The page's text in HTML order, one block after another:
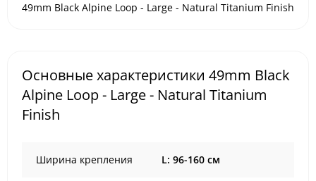
49mm Black Alpine Loop - Large - Natural Titanium Finish
Основные характеристики 49mm Black
Alpine Loop - Large - Natural Titanium
Finish
Ширина крепления L: 96-160 см